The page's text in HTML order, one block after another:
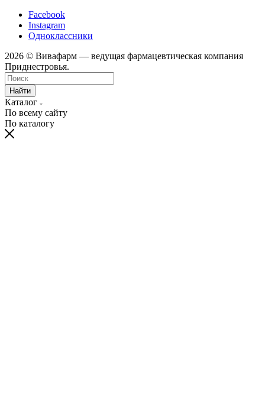
Facebook
Instagram
Одноклассники
2026 © Вивафарм — ведущая фармацевтическая компания
Приднестровья.
Найти
Каталог
По всему сайту
По каталогу